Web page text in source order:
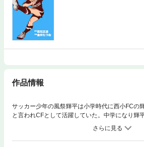
作品情報
サッカー少年の風祭輝平は小学時代に西小FCの
と言われCFとして活躍していた。中学になり輝
県内最弱校の上水流中学サッカー部に入部。木
海学園サッカー部入部。そんな最弱校の上水流
の新米監督が顧問に…その新監督が最初に持っ